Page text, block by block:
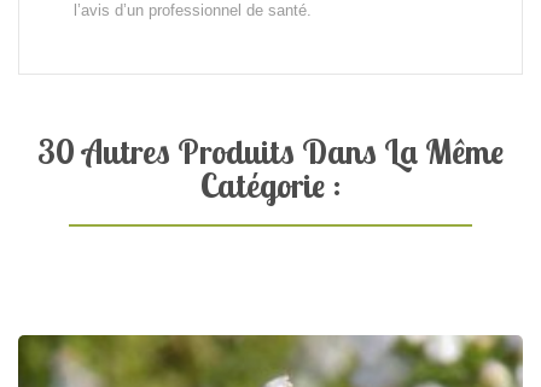
l’avis d’un professionnel de santé.
30 Autres Produits Dans La Même
Catégorie :